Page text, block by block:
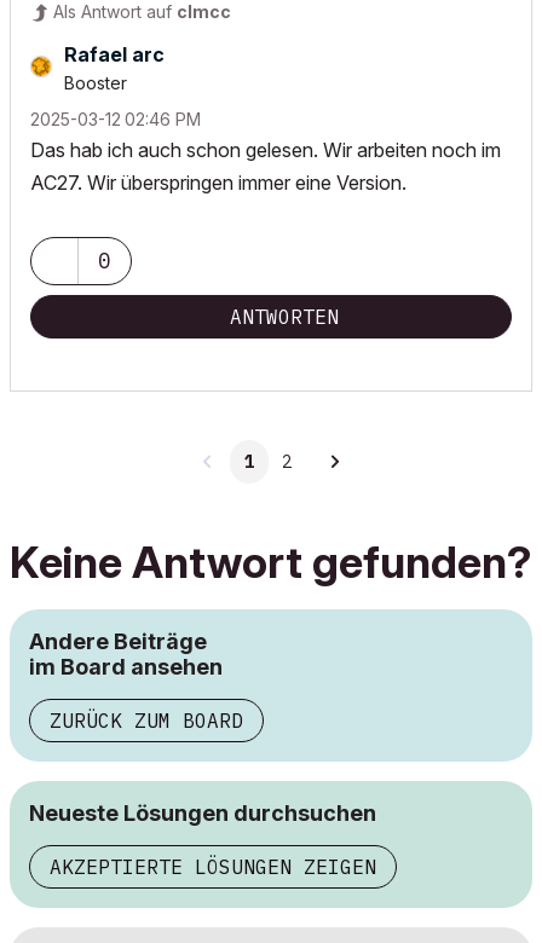
Als Antwort auf clmcc
Rafael arc
Booster
‎2025-03-12 02:46 PM
Das hab ich auch schon gelesen. Wir arbeiten noch im
AC27. Wir überspringen immer eine Version.
0
ANTWORTEN
1 2
Keine Antwort gefunden?
Andere Beiträge
im Board ansehen
ZURÜCK ZUM BOARD
Neueste Lösungen durchsuchen
AKZEPTIERTE LÖSUNGEN ZEIGEN